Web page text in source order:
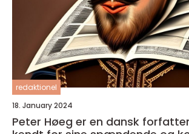
redaktionel
18. January 2024
Peter Høeg er en dansk